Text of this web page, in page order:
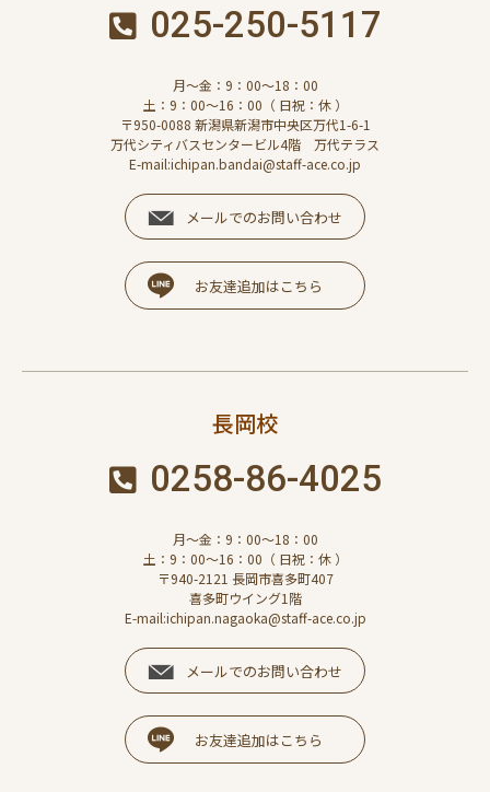
025-250-5117
月～金：9：00～18：00
土：9：00～16：00（ 日祝：休 ）
〒950-0088 新潟県新潟市中央区万代1-6-1
万代シティバスセンタービル4階 万代テラス
E-mail:ichipan.bandai@staff-ace.co.jp
メールでのお問い合わせ
お友達追加はこちら
長岡校
0258-86-4025
月～金：9：00～18：00
土：9：00～16：00（ 日祝：休 ）
〒940-2121 長岡市喜多町407
喜多町ウイング1階
E-mail:ichipan.nagaoka@staff-ace.co.jp
メールでのお問い合わせ
お友達追加はこちら